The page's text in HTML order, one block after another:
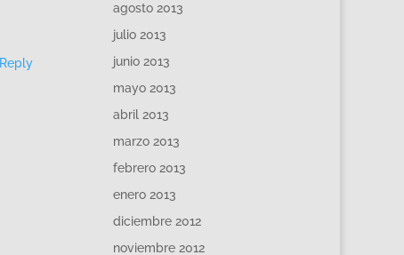
Reply
agosto 2013
julio 2013
junio 2013
mayo 2013
abril 2013
marzo 2013
febrero 2013
enero 2013
diciembre 2012
noviembre 2012